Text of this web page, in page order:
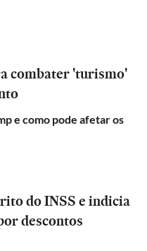
combater 'turismo'
e como pode afetar os
do INSS e indicia
descontos